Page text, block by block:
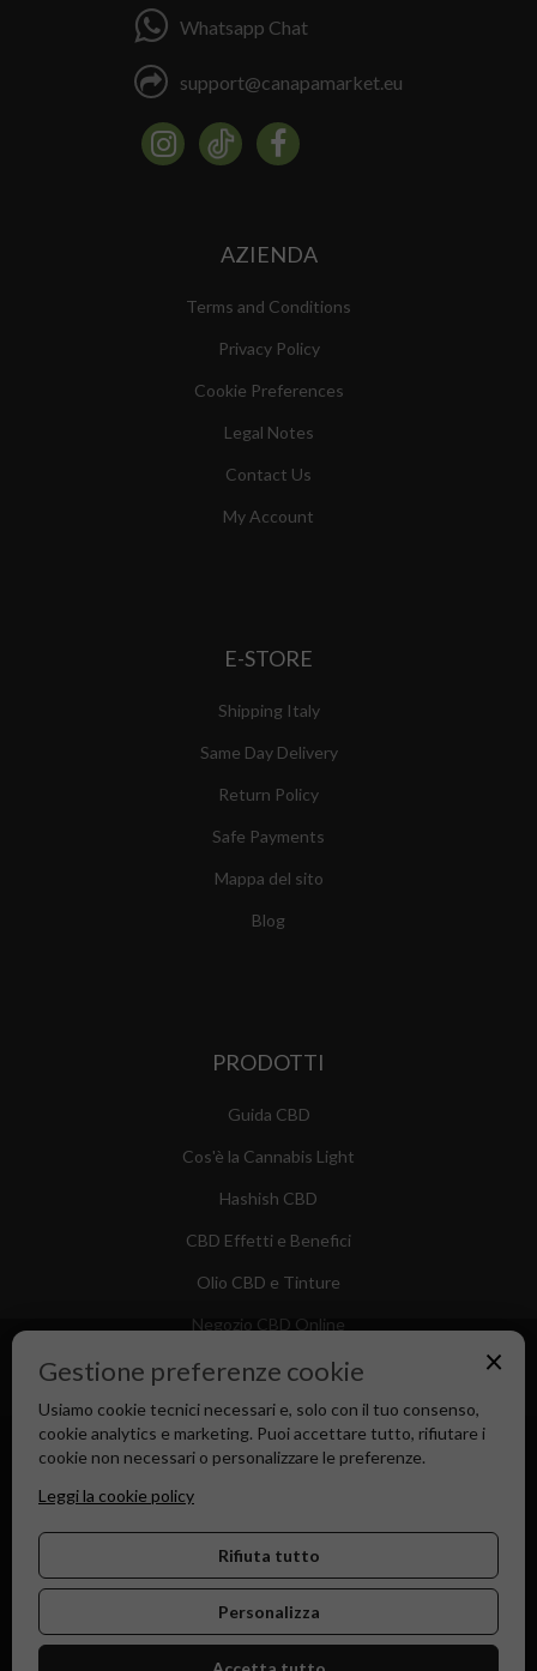
Whatsapp Chat
support@canapamarket.eu
AZIENDA
Terms and Conditions
Privacy Policy
Cookie Preferences
Legal Notes
Contact Us
My Account
E-STORE
Shipping Italy
Same Day Delivery
Return Policy
Safe Payments
Mappa del sito
Blog
PRODOTTI
Guida CBD
Cos'è la Cannabis Light
Hashish CBD
CBD Effetti e Benefici
Olio CBD e Tinture
Negozio CBD Online
×
Gestione preferenze cookie
Usiamo cookie tecnici necessari e, solo con il tuo consenso,
cookie analytics e marketing. Puoi accettare tutto, rifiutare i
cookie non necessari o personalizzare le preferenze.
Leggi la cookie policy
Rifiuta tutto
Personalizza
Canapa Market - Il tuo Shop di Fiducia dal 2018